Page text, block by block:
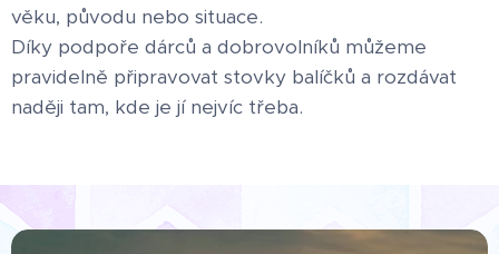
věku, původu nebo situace.
Díky podpoře dárců a dobrovolníků můžeme
pravidelně připravovat stovky balíčků a rozdávat
naději tam, kde je jí nejvíc třeba.